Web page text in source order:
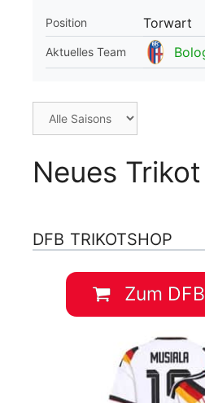
Position Torwart
Aktuelles Team
Neues
DFB TRIKOTSHOP
Zum